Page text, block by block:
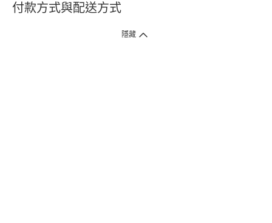
付款方式與配送方式
隱藏